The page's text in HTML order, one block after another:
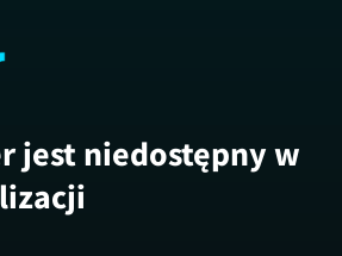
jest niedostępny w